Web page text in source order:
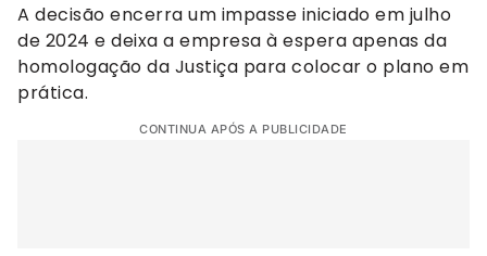
A decisão encerra um impasse iniciado em julho
de 2024 e deixa a empresa à espera apenas da
homologação da Justiça para colocar o plano em
prática.
CONTINUA APÓS A PUBLICIDADE